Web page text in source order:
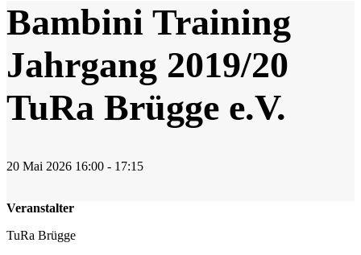
Bambini Training
Jahrgang 2019/20
TuRa Brügge e.V.
20 Mai 2026 16:00 - 17:15
Veranstalter
TuRa Brügge